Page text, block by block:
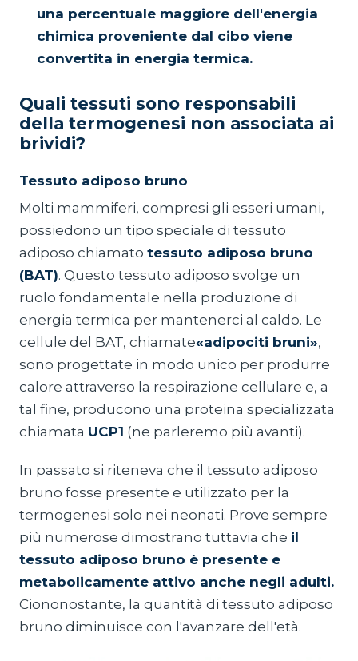
una percentuale maggiore dell'energia
chimica proveniente dal cibo viene
convertita in energia termica.
Quali tessuti sono responsabili
della termogenesi non associata ai
brividi?
Tessuto adiposo bruno
Molti mammiferi, compresi gli esseri umani,
possiedono un tipo speciale di tessuto
adiposo chiamato tessuto adiposo bruno
(BAT). Questo tessuto adiposo svolge un
ruolo fondamentale nella produzione di
energia termica per mantenerci al caldo. Le
cellule del BAT, chiamate«adipociti bruni»,
sono progettate in modo unico per produrre
calore attraverso la respirazione cellulare e, a
tal fine, producono una proteina specializzata
chiamata UCP1 (ne parleremo più avanti).
In passato si riteneva che il tessuto adiposo
bruno fosse presente e utilizzato per la
termogenesi solo nei neonati. Prove sempre
più numerose dimostrano tuttavia che il
tessuto adiposo bruno è presente e
metabolicamente attivo anche negli adulti.
Ciononostante, la quantità di tessuto adiposo
bruno diminuisce con l'avanzare dell'età.